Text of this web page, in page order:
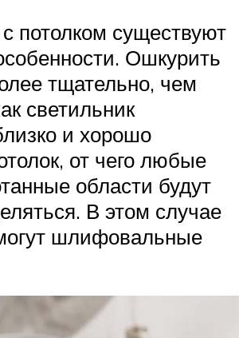
потолком существуют
Ошкурить
тщательно, чем
светильник
и хорошо
от чего любые
области будут
В этом случае
шлифовальные